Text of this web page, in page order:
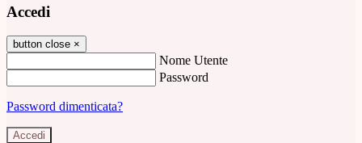
Accedi
button close ×
Nome Utente
Password
Password dimenticata?